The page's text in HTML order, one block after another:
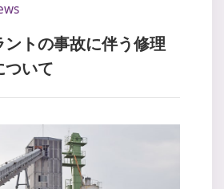
トの事故に伴う修理
ついて